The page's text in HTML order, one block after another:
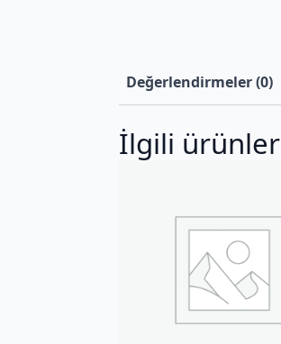
Değerlendirmeler (0)
İlgili ürünler